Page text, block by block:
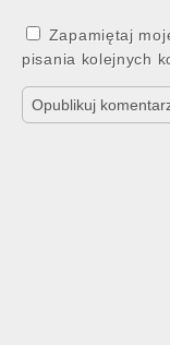
Zapamiętaj
pisania kolejnych